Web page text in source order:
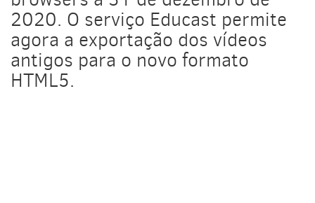
2020. O serviço Educast permite
agora a exportação dos vídeos
antigos para o novo formato
HTML5.